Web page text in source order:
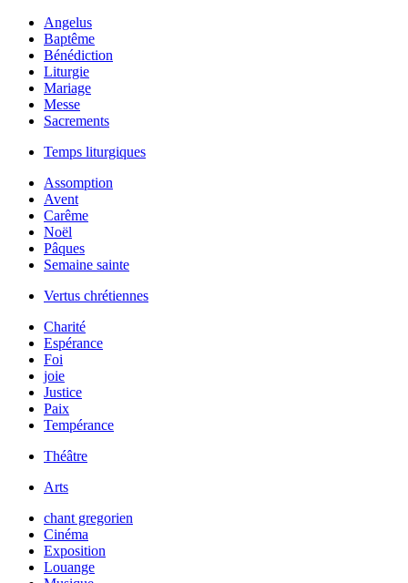
Angelus
Baptême
Bénédiction
Liturgie
Mariage
Messe
Sacrements
Temps liturgiques
Assomption
Avent
Carême
Noël
Pâques
Semaine sainte
Vertus chrétiennes
Charité
Espérance
Foi
joie
Justice
Paix
Tempérance
Théâtre
Arts
chant gregorien
Cinéma
Exposition
Louange